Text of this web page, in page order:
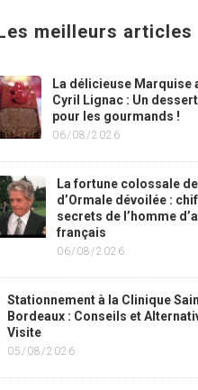
meilleurs articles
La délicieuse Marquise
Cyril Lignac : Un
pour les gourmands !
06/08/2026
La fortune colossale
d’Ormale dévoilée :
secrets de l’homme
français
06/08/2026
Stationnement à la Clinique
Bordeaux : Conseils et
Visite
05/08/2026